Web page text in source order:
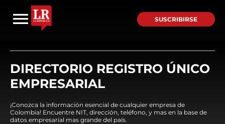
SUSCRIBIRSE
DIRECTORIO REGISTRO ÚNICO
EMPRESARIAL
¡Conozca la información esencial de cualquier empresa de
Colombia! Encuentre NIT, dirección, teléfono, y mas en la base de
datos empresarial mas grande del país.